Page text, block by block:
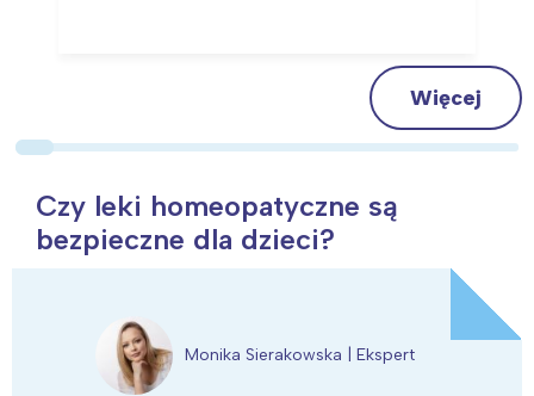
Więcej
Czy leki homeopatyczne są
bezpieczne dla dzieci?
Monika Sierakowska | Ekspert